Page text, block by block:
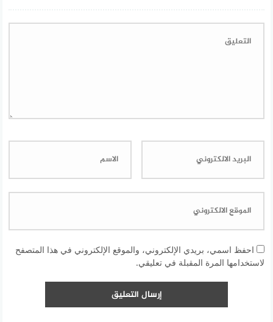
احفظ اسمي، بريدي الإلكتروني، والموقع الإلكتروني في هذا المتصفح
لاستخدامها المرة المقبلة في تعليقي.